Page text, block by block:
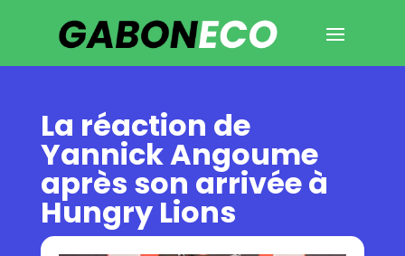
La réaction de
Yannick Angoume
après son arrivée à
Hungry Lions